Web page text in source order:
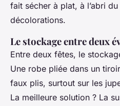
fait sécher à plat, à l’abri
décolorations.
Le stockage entre deux
Entre deux fêtes, le
Une robe pliée dans un
faux plis, surtout sur les
La meilleure solution ? La